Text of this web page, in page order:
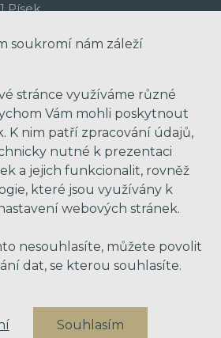
Písek
soukromí nám záleží
stránce využíváme různé
Vám mohli poskytnout
K nim patří zpracování údajů,
nutné k prezentaci
a jejich funkcionalit, rovněž
které jsou využívány k
webových stránek.
nesouhlasíte, můžete povolit
dat, se kterou souhlasíte.
Souhlasím